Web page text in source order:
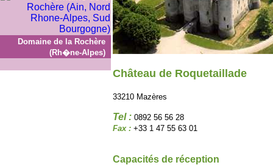
Domaine de la Rochère
(Rh�ne-Alpes)
Château de Roquetaillade
33210 Mazères
Tel : 0892 56 56 28
Fax : +33 1 47 55 63 01
Capacités de réception